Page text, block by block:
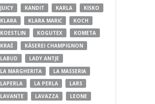
JUICY
KANDIT KARLA
KISKO
KLARA
KLARA MARIĆ
KOCH
KOESTLIN
KOGUTEX
KOMETA
KRAŠ
KÄSEREI CHAMPIGNON
LABUD
LADY ANTJE
LA MARGHERITA
LA MASSERIA
LAPERLA
LA PERLA
LARS
LAVANTE
LAVAZZA
LEONE